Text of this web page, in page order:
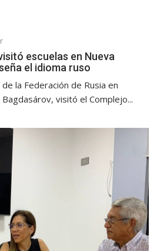
escuelas en Nueva
el idioma ruso
de la Federación de Rusia en
visitó el Complejo...